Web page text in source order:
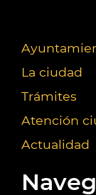
La ciudad
Trámites
Atención
Actualidad